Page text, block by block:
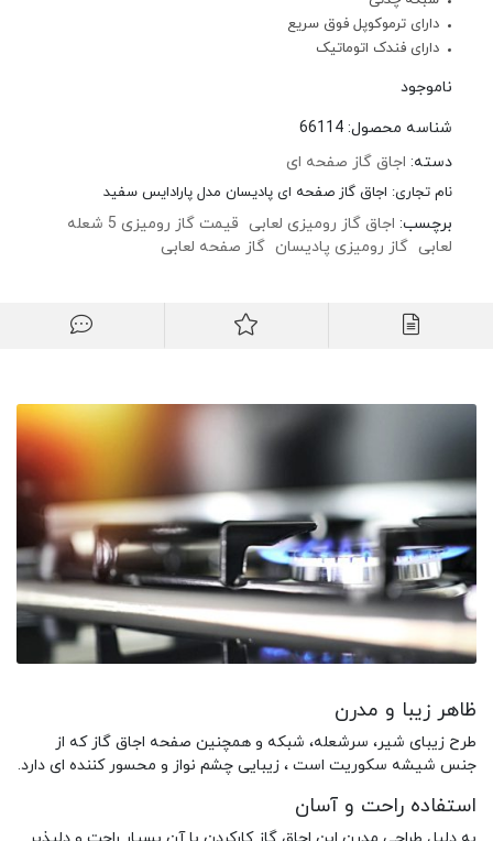
دارای ترموکوپل فوق سریع
دارای فندک اتوماتیک
ناموجود
شناسه محصول: 66114
دسته: اجاق گاز صفحه ای
نام تجاری: اجاق گاز صفحه ای پادیسان مدل پارادایس سفید
برچسب: اجاق گاز رومیزی لعابی
قیمت گاز رومیزی 5 شعله
لعابی گاز رومیزی پادیسان گاز صفحه لعابی
ظاهر زیبا و مدرن
طرح زیبای شیر، سرشعله، شبکه و همچنین صفحه اجاق گاز که از
جنس شیشه سکوریت است ، زیبایی چشم نواز و محسور کننده ای دارد.
استفاده راحت و آسان